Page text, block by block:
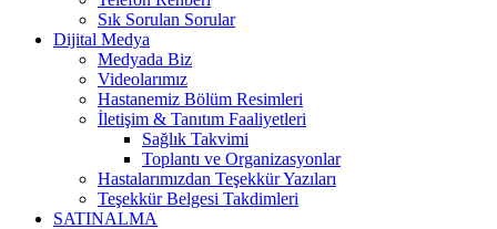
Sık Sorulan Sorular
Dijital Medya
Medyada Biz
Videolarımız
Hastanemiz Bölüm Resimleri
İletişim & Tanıtım Faaliyetleri
Sağlık Takvimi
Toplantı ve Organizasyonlar
Hastalarımızdan Teşekkür Yazıları
Teşekkür Belgesi Takdimleri
SATINALMA